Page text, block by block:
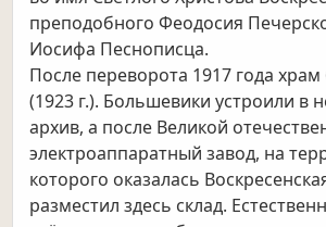
преподобного Феодосия
Иосифа Песнописца.
После переворота 1917 года
(1923 г.). Большевики устроили в
архив, а после Великой
электроаппаратный завод, на
которого оказалась
разместил здесь склад.